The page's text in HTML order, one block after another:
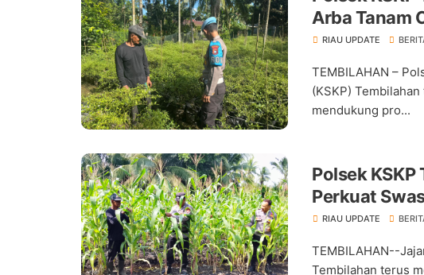
Arba Tanam
Pangan
RIAU UPDATE
TEMBILAHAN –
(KSKP)
mendukung pro...
Polsek
Perkuat
RIAU UPDATE
TEMBILAHAN--
Tembilahan terus